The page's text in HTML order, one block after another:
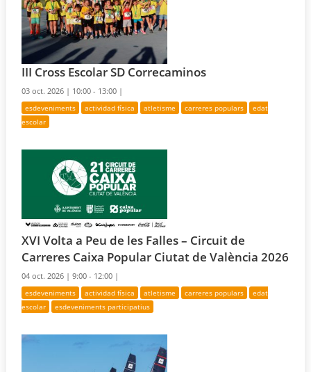
III Cross Escolar SD Correcaminos
03 oct. 2026 | 10:00 - 13:00 |
esdeveniments actividad física atletisme carreres populars
edat
escolar
XVI Volta a Peu de les Falles – Circuit de
Carreres Caixa Popular Ciutat de València 2026
04 oct. 2026 |9:00 - 12:00 |
esdeveniments actividad física atletisme carreres populars
edat
escolar
esdeveniments participatius